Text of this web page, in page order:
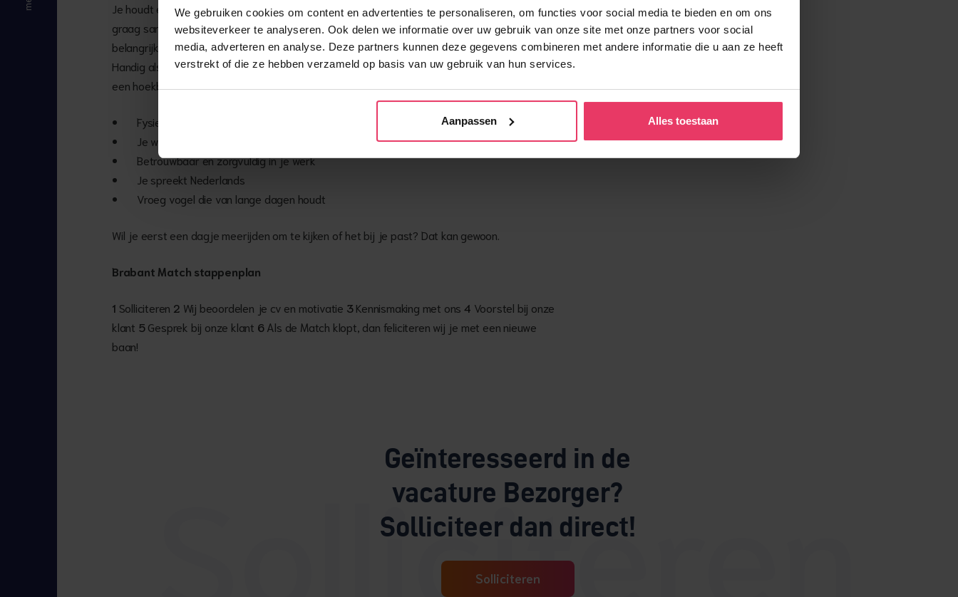
We gebruiken cookies om content en advertenties te personaliseren, om functies voor social media te bieden en om ons
websiteverkeer te analyseren. Ook delen we informatie over uw gebruik van onze site met onze partners voor social
media, adverteren en analyse. Deze partners kunnen deze gegevens combineren met andere informatie die u aan ze heeft
verstrekt of die ze hebben verzameld op basis van uw gebruik van hun services.
Aanpassen Alles toestaan
Je houdt ervan om actief bezig te zijn en vindt het prettig om onderweg te zijn. Je werkt
graag samen met een vaste collega en pakt werk zonder gedoe op. Ervaring is niet nodig. Het
belangrijkste is dat je betrouwbaar bent en afspraken nakomt. De rest leer je in de praktijk.
Handig als je wel een beetje ruimtelijk inzicht hebt, dat scheelt soms een hoop gedraai met
een hoekbank.
Fysiek fit en graag actief bezig
Je werkt prettig samen met collega's
Betrouwbaar en zorgvuldig in je werk
Je spreekt Nederlands
Vroeg vogel die van lange dagen houdt
Wil je eerst een dagje meerijden om te kijken of het bij je past? Dat kan gewoon.
Brabant Match stappenplan
1 Solliciteren 2 Wij beoordelen je cv en motivatie 3Kennismaking met ons4 Voorstel bij onze
klant 5Gesprek bij onze klant 6Als de Match klopt, dan feliciteren wij je met een nieuwe
baan!
Geïnteresseerd in de
vacature Bezorger?
Solliciteer dan direct!
Solliciteren